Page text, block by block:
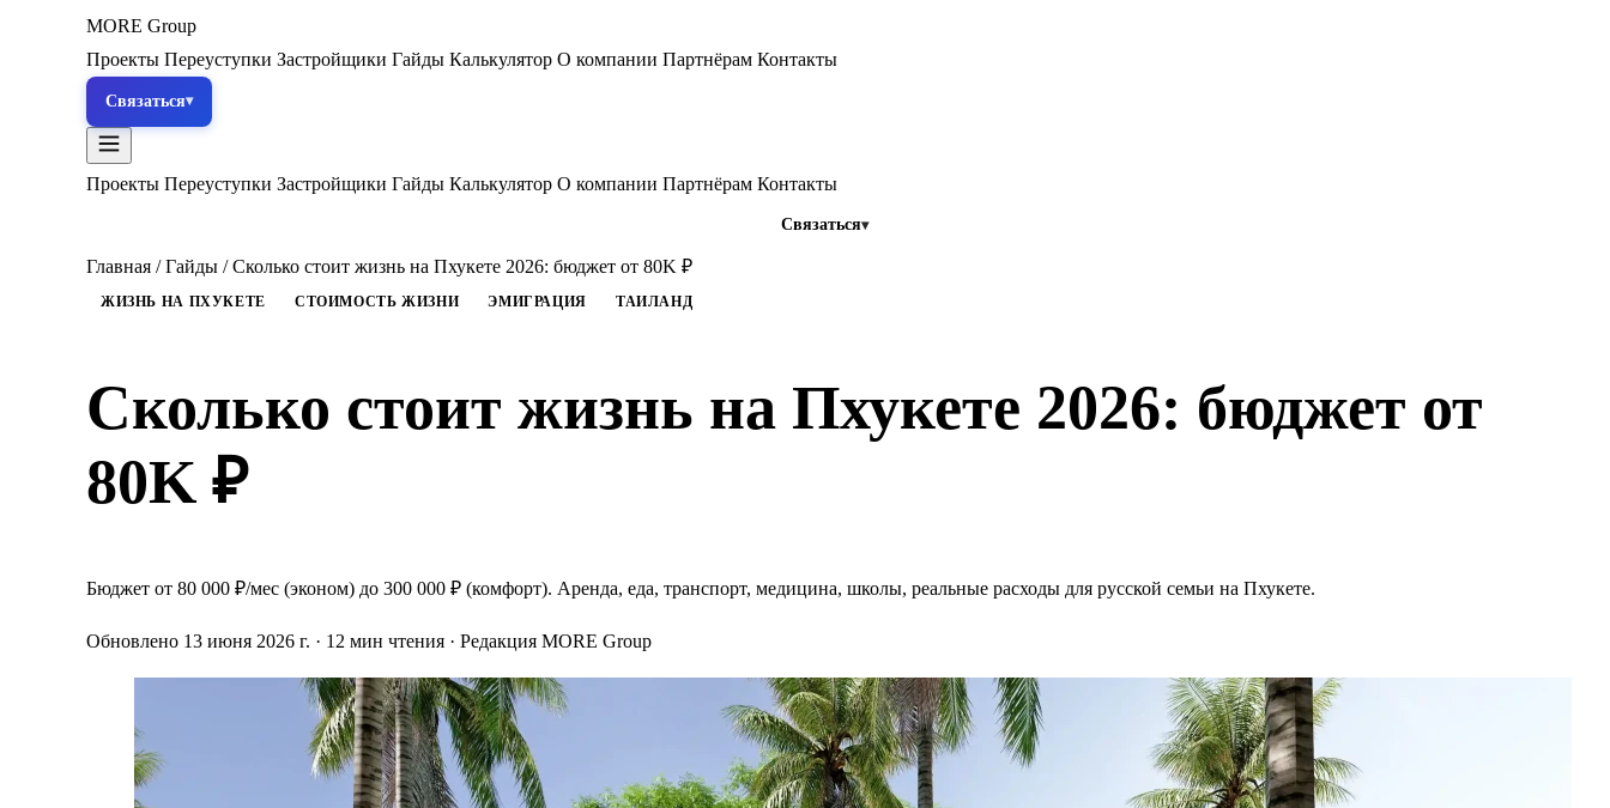
MORE Group
Проекты Переуступки Застройщики Гайды Калькулятор О компании Партнёрам Контакты
Связаться
Проекты Переуступки Застройщики Гайды Калькулятор О компании Партнёрам Контакты
Связаться
Главная / Гайды / Сколько стоит жизнь на Пхукете 2026: бюджет от 80K ₽
ЖИЗНЬ НА ПХУКЕТЕ СТОИМОСТЬ ЖИЗНИ ЭМИГРАЦИЯ ТАИЛАНД
Сколько стоит жизнь на Пхукете 2026: бюджет от
80K ₽
Бюджет от 80 000 ₽/мес (эконом) до 300 000 ₽ (комфорт). Аренда, еда, транспорт, медицина, школы, реальные расходы для русской семьи на Пхукете.
Обновлено 13 июня 2026 г. · 12 мин чтения · Редакция MORE Group